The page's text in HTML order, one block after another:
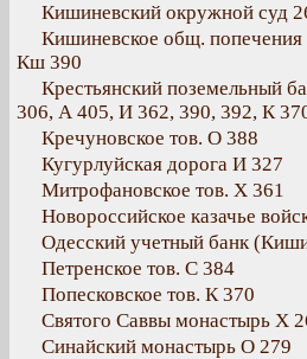
Кишиневский окружной суд
Кишиневское общ. попечения
Кш 390
Крестьянский поземельный
306, А 405, И 362, 390, 392, К
Кречуновское тов. О 388
Кугурлуйская дорога И 327
Митрофановское тов. Х 361
Новороссийское казачье
Одесский учетный банк
Петренское тов. С 384
Попесковское тов. К 370
Святого Саввы монастырь Х
Синайский монастырь О 279